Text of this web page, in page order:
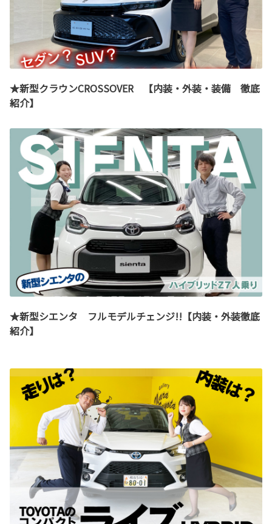
★新型クラウンCROSSOVER 【内装・外装・装備 徹底
紹介】
★新型シエンタ フルモデルチェンジ!!【内装・外装徹底
紹介】